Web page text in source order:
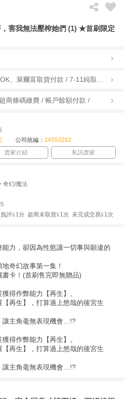
害我無法壓榨她們 (1) ★首刷限定
商條碼繳費 / 帳戶餘額付款 /
公司統編： 24553282
賣家介紹 私訊賣家
奇幻/魔法
評≦1分 超商未取貨≦1次 未完成交易≦1次
力，卻因為性慾讓一切事與願違的
奇幻故事第一集！
卡！(首刷售完即無贈品)
得作弊能力【再生】。
再生】，打算過上悠哉的後宮生
讓主角毫無表現機會…!?
得作弊能力【再生】。
再生】，打算過上悠哉的後宮生
讓主角毫無表現機會…!?